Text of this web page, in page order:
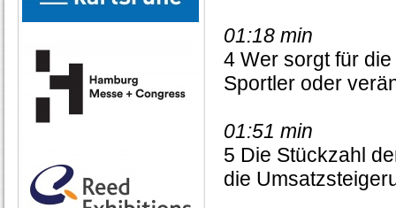
01:18 min
4 Wer sorgt für
Sportler oder
01:51 min
5 Die Stückzahl
die